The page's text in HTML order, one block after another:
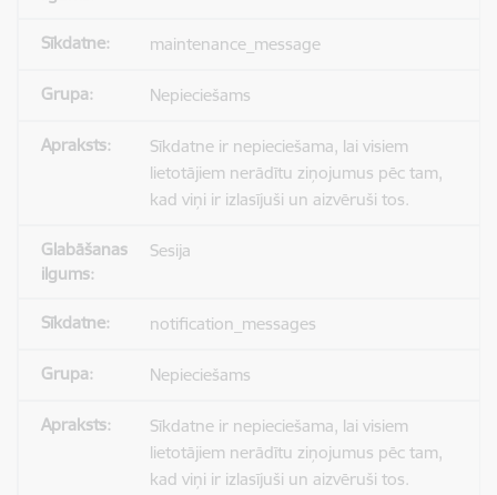
maintenance_message
Nepieciešams
Sīkdatne ir nepieciešama, lai visiem
lietotājiem nerādītu ziņojumus pēc tam,
kad viņi ir izlasījuši un aizvēruši tos.
Sesija
notification_messages
Nepieciešams
Sīkdatne ir nepieciešama, lai visiem
lietotājiem nerādītu ziņojumus pēc tam,
kad viņi ir izlasījuši un aizvēruši tos.